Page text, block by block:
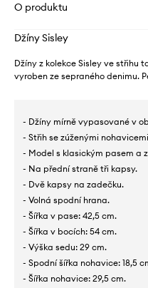
O produktu
Džíny Sisley
Džíny z kolekce Sisley ve střihu
vyroben ze sepraného denimu.
- Džíny mírně vypasované v
- Střih se zúženými
- Model s klasickým pasem a
- Na přední straně tři kapsy.
- Dvě kapsy na zadečku.
- Volná spodní hrana.
- Šířka v pase: 42,5 cm.
- Šířka v bocích: 54 cm.
- Výška sedu: 29 cm.
- Spodní šířka nohavice: 18,5
- Šířka nohavice: 29,5 cm.